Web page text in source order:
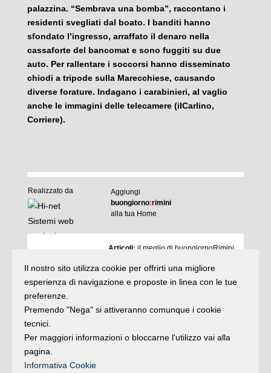
palazzina. “Sembrava una bomba”, raccontano i
residenti svegliati dal boato. I banditi hanno
sfondato l’ingresso, arraffato il denaro nella
cassaforte del bancomat e sono fuggiti su due
auto. Per rallentare i soccorsi hanno disseminato
chiodi a tripode sulla Marecchiese, causando
diverse forature. Indagano i carabinieri, al vaglio
anche le immagini delle telecamere (ilCarlino,
Corriere).
Realizzato da
Aggiungi
buongiorno:rimini
alla tua Home
Articoli
e rubriche I Articoli: il meglio di buongiornoRimini
Agenda
gli appuntamenti del giorno
Argomenti:la storia delle notizie
quasi un rotocalco
Iscrivitialla newsletter
Il nostro sito utilizza cookie per offrirti una migliore
esperienza di navigazione e proposte in linea con le tue
preferenze.
Premendo "Nega" si attiveranno comunque i cookie
tecnici.
Per maggiori informazioni o bloccarne l'utilizzo vai alla
pagina.
Informativa Cookie